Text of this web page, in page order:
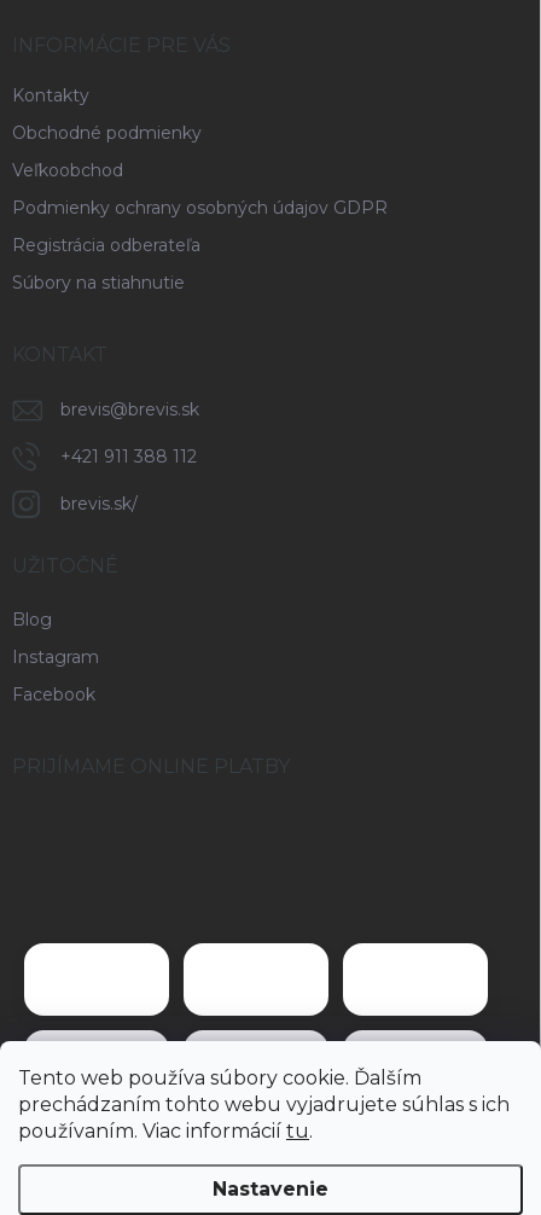
Tento web používa súbory cookie. Ďalším
prechádzaním tohto webu vyjadrujete súhlas s ich
používaním. Viac informácií tu.
Nastavenie
INFORMÁCIE PRE VÁS
Kontakty
Obchodné podmienky
Veľkoobchod
Podmienky ochrany osobných údajov GDPR
Registrácia odberateľa
Súbory na stiahnutie
KONTAKT
brevis@brevis.sk
+421 911 388 112
brevis.sk/
UŽITOČNÉ
Blog
Instagram
Facebook
PRIJÍMAME ONLINE PLATBY